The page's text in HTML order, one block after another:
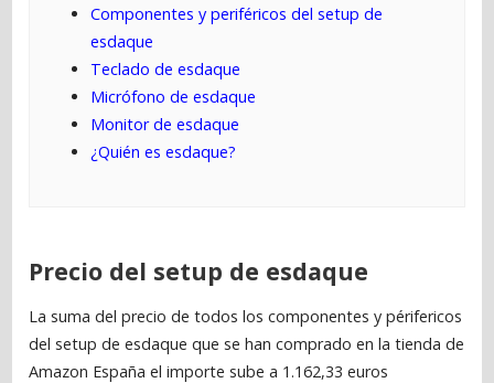
Componentes y periféricos del setup de
esdaque
Teclado de esdaque
Micrófono de esdaque
Monitor de esdaque
¿Quién es esdaque?
Precio del setup de esdaque
La suma del precio de todos los componentes y périfericos
del setup de esdaque que se han comprado en la tienda de
Amazon España el importe sube a 1.162,33 euros